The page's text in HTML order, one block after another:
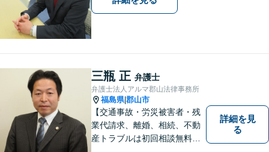
三瓶 正 弁護士
弁護士法人アルマ郡山法律事務所
福島県|郡山市
【交通事故・労災被害者・残
業代請求、離婚、相続、不動
産トラブルは初回相談無料】
詳細を見
る